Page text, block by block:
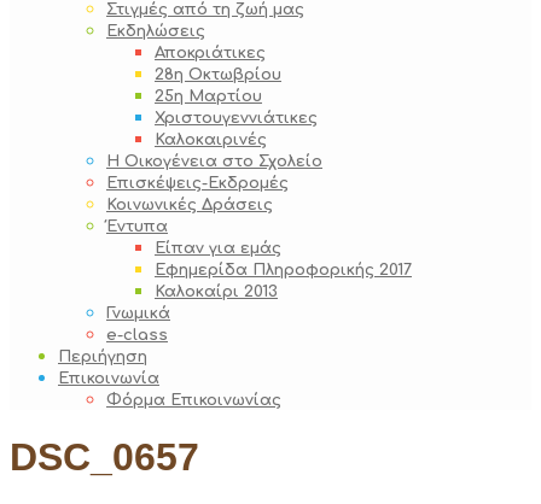
Στιγμές από τη ζωή μας
Εκδηλώσεις
Αποκριάτικες
28η Οκτωβρίου
25η Μαρτίου
Χριστουγεννιάτικες
Καλοκαιρινές
Η Οικογένεια στο Σχολείο
Επισκέψεις-Εκδρομές
Κοινωνικές Δράσεις
Έντυπα
Είπαν για εμάς
Εφημερίδα Πληροφορικής 2017
Καλοκαίρι 2013
Γνωμικά
e-class
Περιήγηση
Επικοινωνία
Φόρμα Επικοινωνίας
DSC_0657